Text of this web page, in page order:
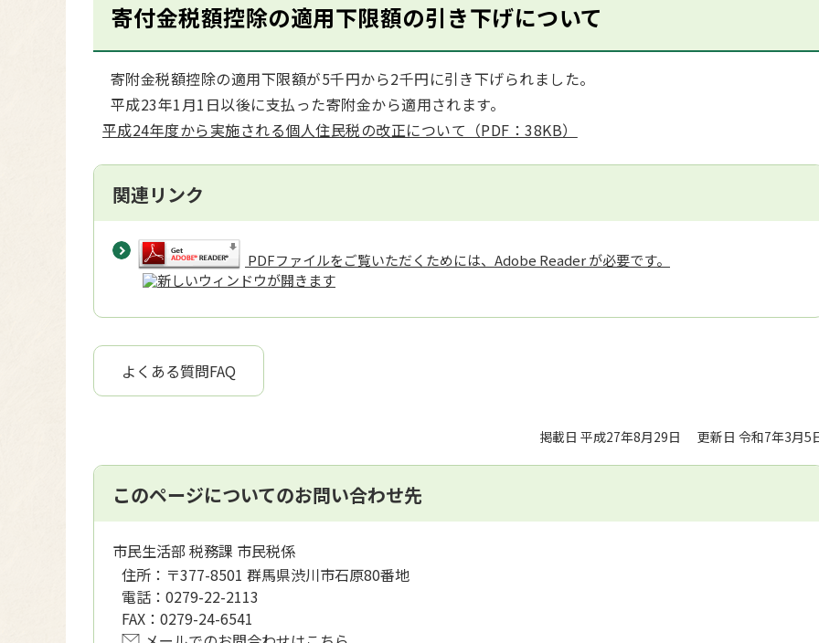
寄付金税額控除の適用下限額の引き下げについて
寄附金税額控除の適用下限額が5千円から2千円に引き下げられました。
平成23年1月1日以後に支払った寄附金から適用されます。
平成24年度から実施される個人住民税の改正について（PDF：38KB）
関連リンク
PDFファイルをご覧いただくためには、Adobe Reader が必要です。
よくある質問FAQ
掲載日 平成27年8月29日 更新日 令和7年3月5
このページについてのお問い合わせ先
市民生活部 税務課 市民税係
住所： 〒377-8501 群馬県渋川市石原80番地
電話： 0279-22-2113
FAX： 0279-24-6541